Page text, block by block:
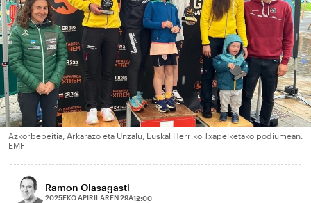
Azkorbebeitia, Arkarazo eta Unzalu, Euskal Herriko Txapelketako podiumean.
EMF
Ramon Olasagasti
2025EKO APIRILAREN 29A12:00